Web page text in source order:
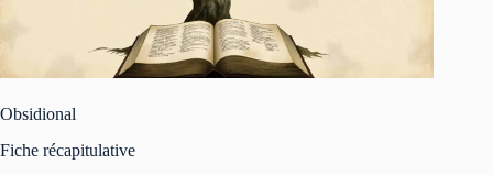
Obsidional
Fiche récapitulative